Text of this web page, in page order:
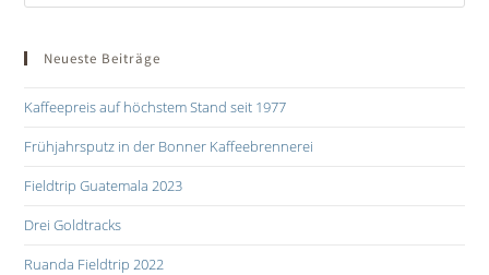
Neueste Beiträge
Kaffeepreis auf höchstem Stand seit 1977
Frühjahrsputz in der Bonner Kaffeebrennerei
Fieldtrip Guatemala 2023
Drei Goldtracks
Ruanda Fieldtrip 2022